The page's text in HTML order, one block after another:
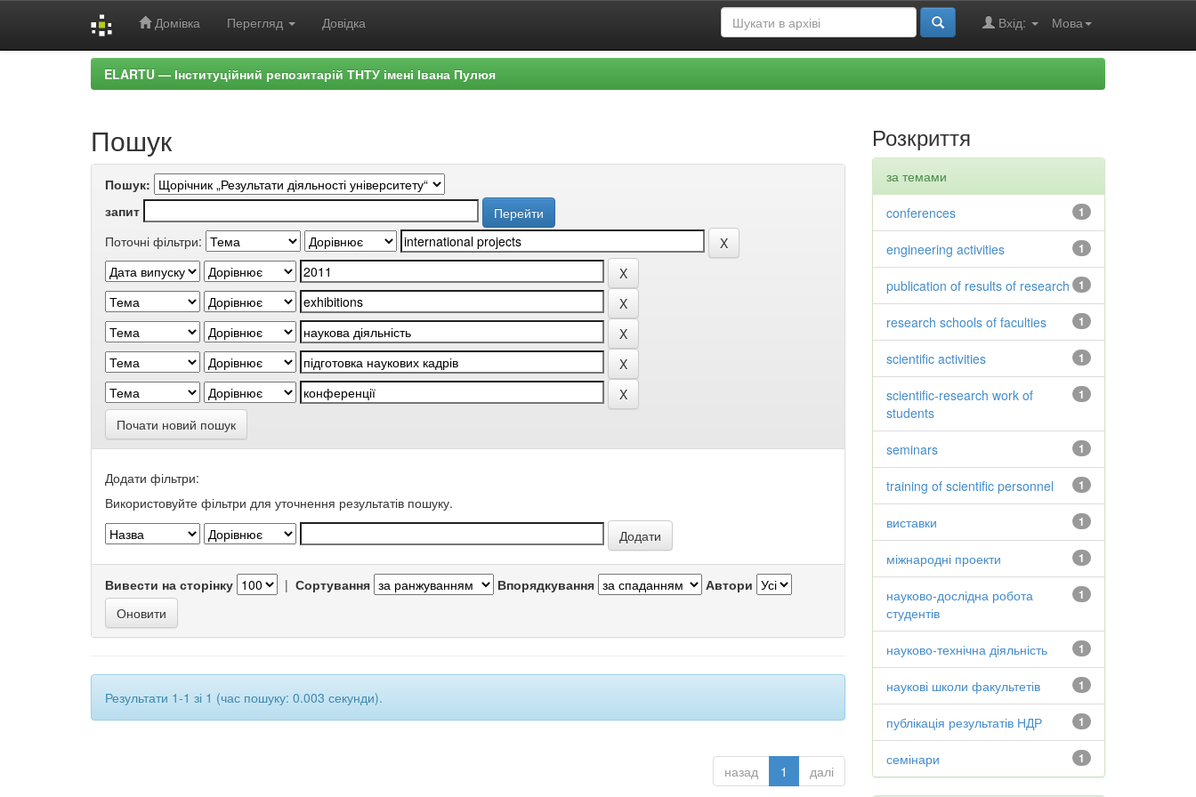
Домівка Перегляд Довідка Мова
Вхід:
ELARTU — Інституційний репозитарій ТНТУ імені Івана Пулюя
Пошук
Пошук:
запит
Поточні фільтри:
Почати новий пошук
Додати фільтри:
Використовуйте фільтри для уточнення результатів пошуку.
Вивести на сторінку | Сортування Впорядкування Автори
Результати 1-1 зі 1 (час пошуку: 0.003 секунди).
назад 1 далі
Розкриття
за темами
1
conferences
1
engineering activities
1
publication of results of research
1
research schools of faculties
1
scientific activities
1
scientific-research work of
students
1
seminars
1
training of scientific personnel
1
виставки
1
міжнародні проекти
1
науково-дослідна робота
студентів
1
науково-технічна діяльність
1
наукові школи факультетів
1
публікація результатів НДР
1
семінари